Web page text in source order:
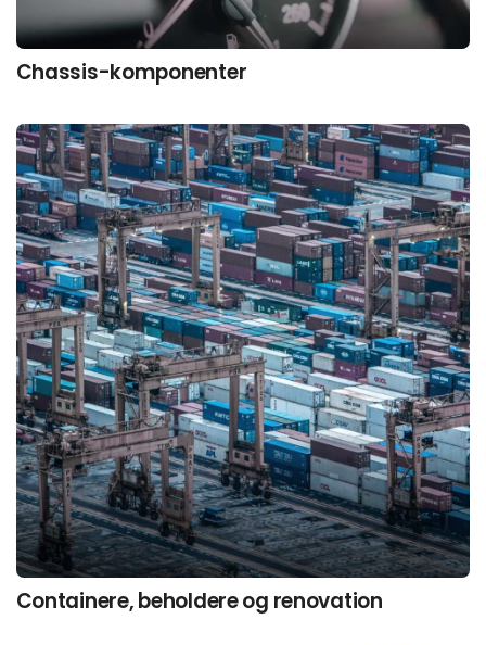
Chassis-komponenter
Containere, beholdere og renovation